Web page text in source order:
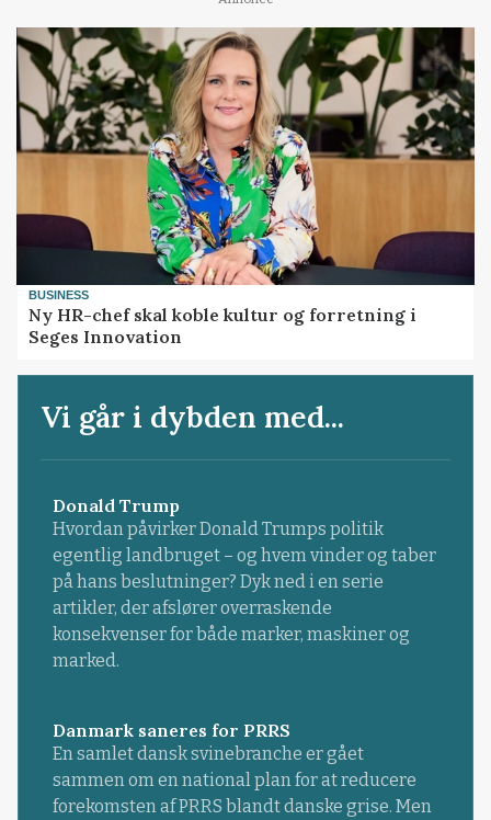
BUSINESS
Ny HR-chef skal koble kultur og forretning i
Seges Innovation
Vi går i dybden med...
Donald Trump
Hvordan påvirker Donald Trumps politik
egentlig landbruget – og hvem vinder og taber
på hans beslutninger? Dyk ned i en serie
artikler, der afslører overraskende
konsekvenser for både marker, maskiner og
marked.
Danmark saneres for PRRS
En samlet dansk svinebranche er gået
sammen om en national plan for at reducere
forekomsten af PRRS blandt danske grise. Men